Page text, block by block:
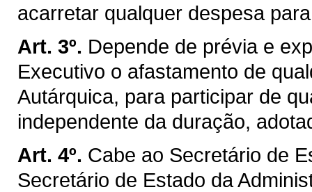
acarretar qualquer despesa
Art. 3º. Depende de prévia e
Executivo o afastamento de
Autárquica, para participar de
independente da duração,
Art. 4º. Cabe ao Secretário de
Secretário de Estado da